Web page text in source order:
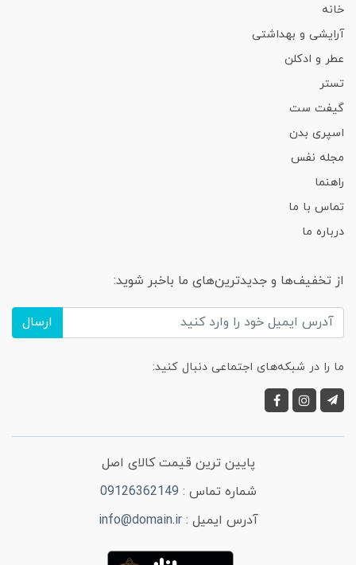
خانه
آرایشی و بهداشتی
عطر و ادکلن
تستر
گیفت ست
اسپری بدن
مجله نفس
راهنما
تماس با ما
درباره ما
از تخفیف‌ها و جدیدترین‌های ما باخبر شوید:
ارسال
ما را در شبکه‌های اجتماعی دنبال کنید:
پایین ترین قیمت کالای اصل
شماره تماس : 09126362149
آدرس ایمیل :info@domain.ir